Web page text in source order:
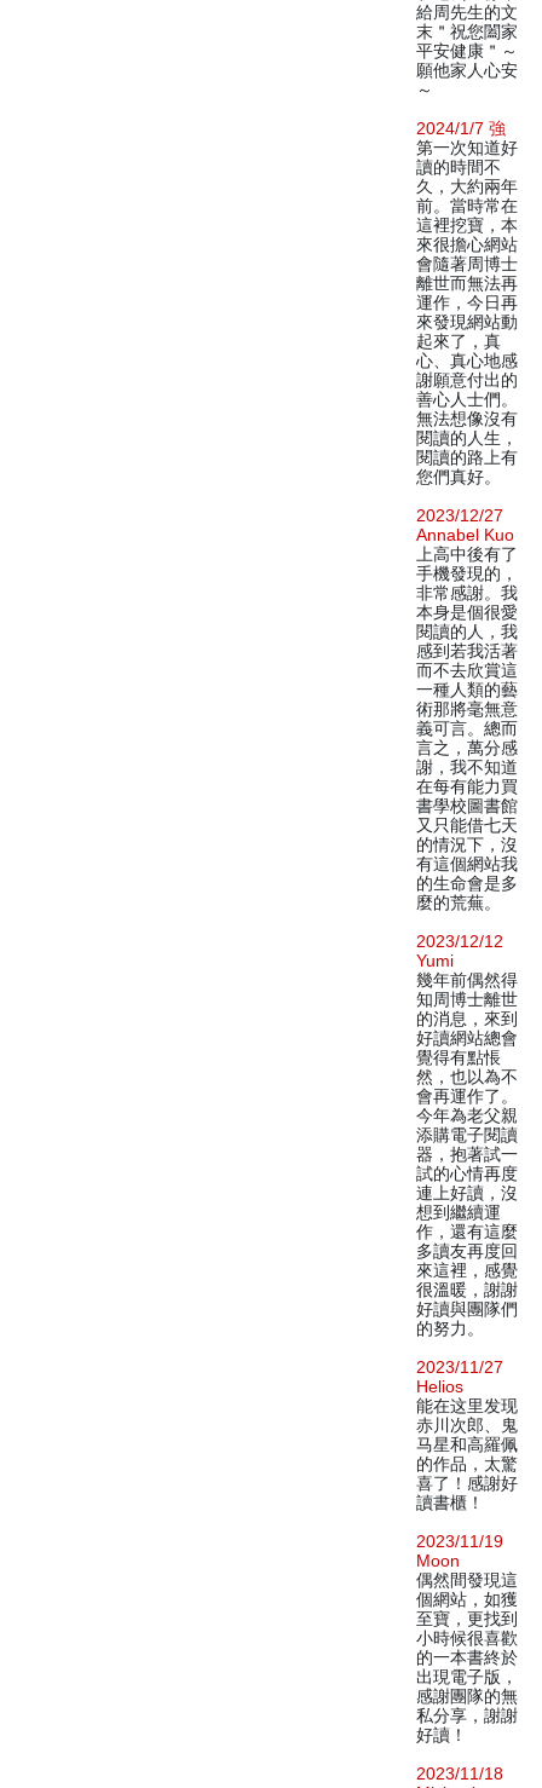
給周先生的文
末＂祝您闔家
平安健康＂～
願他家人心安
～
2024/1/7 強
第一次知道好
讀的時間不
久，大約兩年
前。當時常在
這裡挖寶，本
來很擔心網站
會隨著周博士
離世而無法再
運作，今日再
來發現網站動
起來了，真
心、真心地感
謝願意付出的
善心人士們。
無法想像沒有
閱讀的人生，
閱讀的路上有
您們真好。
2023/12/27
Annabel Kuo
上高中後有了
手機發現的，
非常感謝。我
本身是個很愛
閱讀的人，我
感到若我活著
而不去欣賞這
一種人類的藝
術那將毫無意
義可言。總而
言之，萬分感
謝，我不知道
在每有能力買
書學校圖書館
又只能借七天
的情況下，沒
有這個網站我
的生命會是多
麼的荒蕪。
2023/12/12
Yumi
幾年前偶然得
知周博士離世
的消息，來到
好讀網站總會
覺得有點悵
然，也以為不
會再運作了。
今年為老父親
添購電子閱讀
器，抱著試一
試的心情再度
連上好讀，沒
想到繼續運
作，還有這麼
多讀友再度回
來這裡，感覺
很溫暖，謝謝
好讀與團隊們
的努力。
2023/11/27
Helios
能在这里发现
赤川次郎、鬼
马星和高羅佩
的作品，太驚
喜了！感謝好
讀書櫃！
2023/11/19
Moon
偶然間發現這
個網站，如獲
至寶，更找到
小時候很喜歡
的一本書終於
出現電子版，
感謝團隊的無
私分享，謝謝
好讀！
2023/11/18